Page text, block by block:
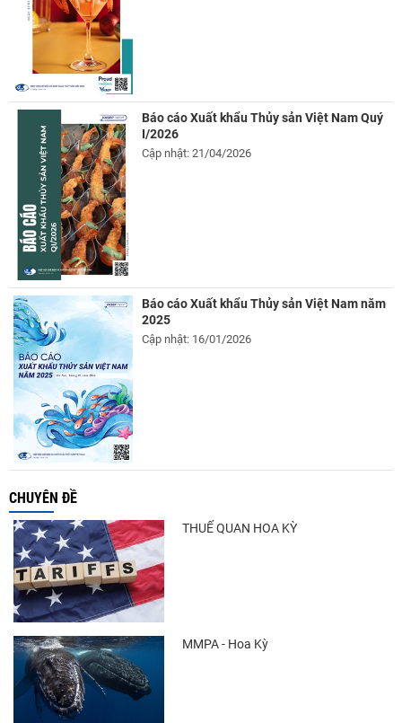
Báo cáo Xuất khẩu Thủy sản Việt Nam Quý
I/2026
Cập nhật: 21/04/2026
Báo cáo Xuất khẩu Thủy sản Việt Nam năm
2025
Cập nhật: 16/01/2026
CHUYÊN ĐỀ
THUẾ QUAN HOA KỲ
MMPA - Hoa Kỳ